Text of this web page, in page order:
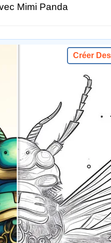
Mimi Panda
Créer